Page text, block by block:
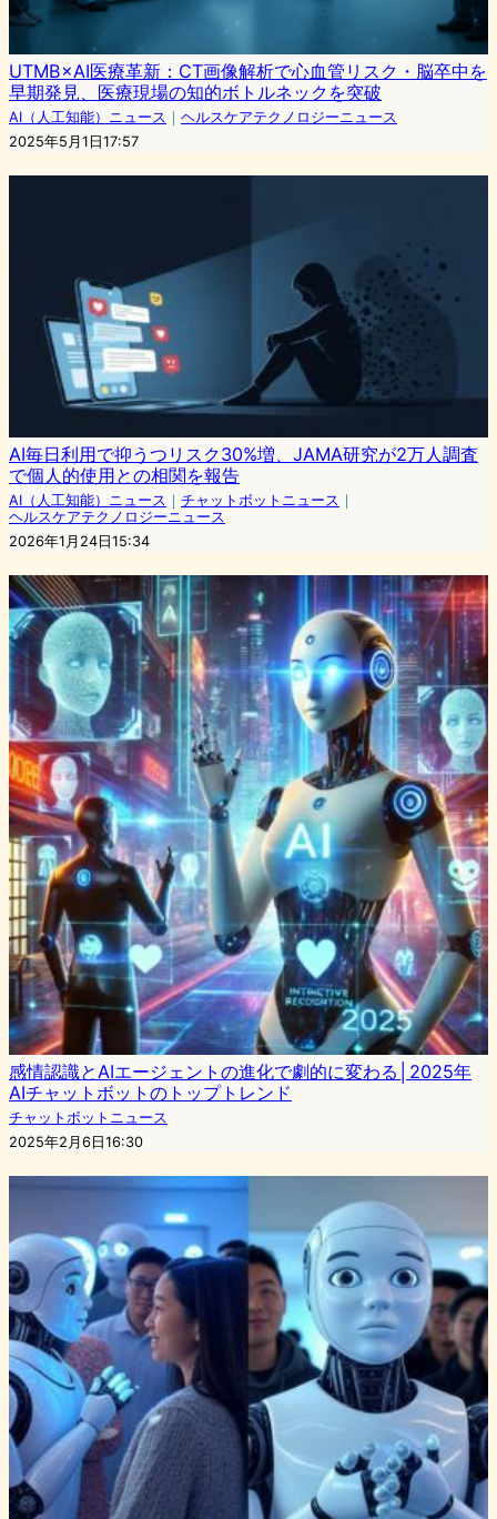
UTMB×AI医療革新：CT画像解析で心血管リスク・脳卒中を
早期発見、医療現場の知的ボトルネックを突破
AI（人工知能）ニュース ｜ ヘルスケアテクノロジーニュース
2025年5月1日17:57
AI毎日利用で抑うつリスク30%増、JAMA研究が2万人調査
で個人的使用との相関を報告
AI（人工知能）ニュース ｜ チャットボットニュース ｜
ヘルスケアテクノロジーニュース
2026年1月24日15:34
感情認識とAIエージェントの進化で劇的に変わる│2025年
AIチャットボットのトップトレンド
チャットボットニュース
2025年2月6日16:30